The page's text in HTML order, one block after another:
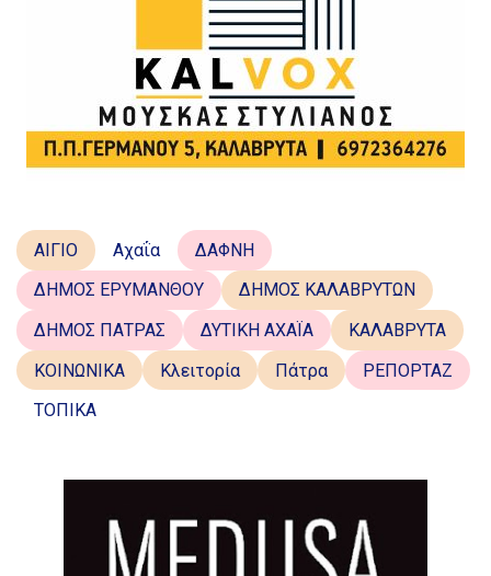
ΑΙΓΙΟ Αχαΐα
ΔΑΦΝΗ
ΔΗΜΟΣ ΕΡΥΜΑΝΘΟΥ
ΔΗΜΟΣ ΚΑΛΑΒΡΥΤΩΝ
ΔΗΜΟΣ ΠΑΤΡΑΣ
ΔΥΤΙΚΗ ΑΧΑΪΑ
ΚΑΛΑΒΡΥΤΑ
ΚΟΙΝΩΝΙΚΑ
Κλειτορία Πάτρα
ΡΕΠΟΡΤΑΖ
ΤΟΠΙΚΑ